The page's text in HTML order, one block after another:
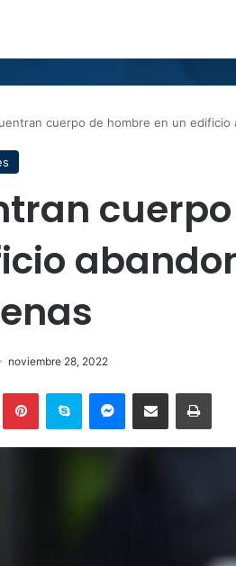
cuerpo de hombre en un edificio
noviembre 28, 2022
PinterestSkype MessengerCompartir por correo electrónico